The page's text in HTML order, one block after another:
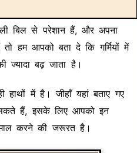
बिल से परेशान हैं, और अपना
हम आपको बता दे कि गर्मियों में
ज्यादा बढ़ जाता है।
में है। जीहाँ यहां बताए गए
हैं, इसके लिए आपको इन
करने की जरूरत है।